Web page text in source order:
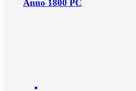
Anno 1800 PC